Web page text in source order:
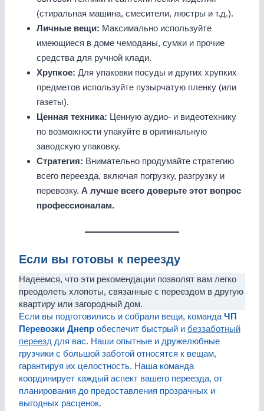
(стиральная машина, смесители, люстры и т.д.).
Личные вещи: Максимально используйте
имеющиеся в доме чемоданы, сумки и прочие
средства для ручной клади.
Хрупкое: Для упаковки посуды и других хрупких
предметов используйте пузырчатую пленку (или
газеты).
Ценная техника: Ценную аудио- и видеотехнику
по возможности упакуйте в оригинальную
заводскую упаковку.
Стратегия: Внимательно продумайте стратегию
всего переезда, включая погрузку, разгрузку и
перевозку. А лучше всего доверьте этот вопрос
профессионалам.
Если вы готовы к переезду
Надеемся, что эти рекомендации позволят вам легко
преодолеть хлопоты, связанные с переездом в другую
квартиру или загородный дом.
Если вы подготовились и собрали вещи, команда ЧП
Перевозки Днепр обеспечит быстрый и беззаботный
переезд для вас. Наши опытные и дружелюбные
грузчики с большой заботой относятся к вещам,
гарантируя их целостность. Наша команда
координирует каждый аспект вашего переезда, от
планирования до предоставления прозрачных и
выгодных расценок.